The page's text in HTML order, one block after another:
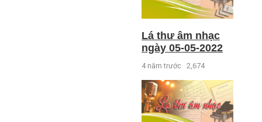
Lá thư âm nhạc
ngày 05-05-2022
4 năm trước 2,674